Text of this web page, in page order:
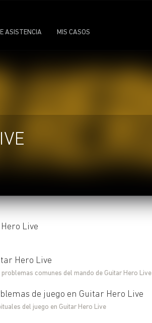
ASISTENCIA MIS CASOS
Live
Hero Live
comunes del mando de Guitar Hero Live
de juego en Guitar Hero Live
del juego en Guitar Hero Live